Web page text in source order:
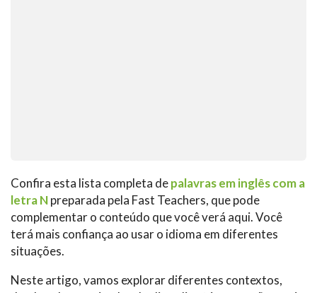
Confira esta lista completa depalavras em inglês com a
letra Npreparada pela Fast Teachers, que pode
complementar o conteúdo que você verá aqui. Você
terá mais confiança ao usar o idioma em diferentes
situações.
Neste artigo, vamos explorar diferentes contextos,